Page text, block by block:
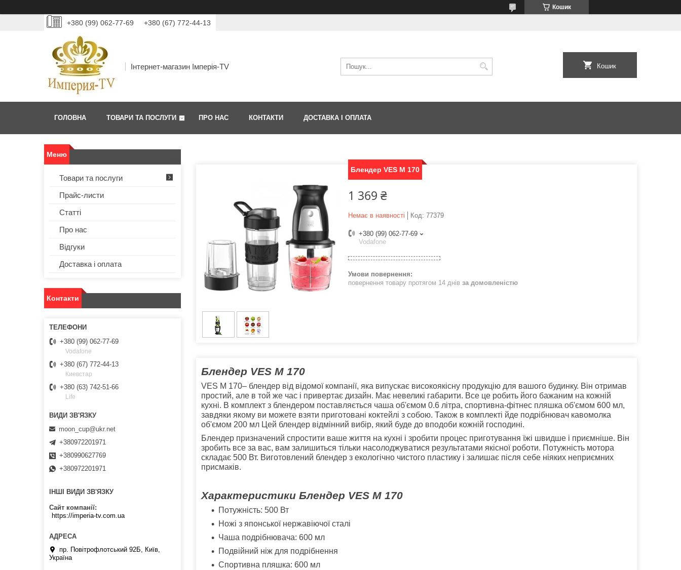
Кошик
+380 (99) 062-77-69 +380 (67) 772-44-13
Інтернет-магазин Імперія-TV Кошик
ГОЛОВНА ТОВАРИ ТА ПОСЛУГИ ПРО НАС КОНТАКТИ ДОСТАВКА І ОПЛАТА
Блендер VES M 170
1 369 ₴
Немає в наявності Код: 77379
+380 (99) 062-77-69
Vodafone
повернення товару протягом 14 днів за домовленістю
Блендер VES M 170
VES M 170– блендер від відомої компанії, яка випускає високоякісну продукцію для вашого будинку. Він отримав
простий, але в той же час і привертає дизайн. Має невеликі габарити. Все це робить його бажаним на кожній
кухні. В комплект з блендером поставляється чаша об'ємом 0.6 літра, спортивна-фітнес пляшка об'ємом 600 мл,
завдяки якому ви можете взяти приготовані коктейлі з собою. Також в комплекті йде подрібнювач кавомолка
об'ємом 200 мл Цей блендер відмінний вибір, який буде до вподоби кожній господині.
Блендер призначений спростити ваше життя на кухні і зробити процес приготування їжі швидше і приємніше. Він
зробить все за вас, вам залишиться тільки насолоджуватися результатами якісної роботи. Потужність мотора
складає 500 Вт. Виготовлений блендер з екологічно чистого пластику і залишає після себе ніяких неприємних
присмаків.
Характеристики Блендер VES M 170
Потужність: 500 Вт
Ножі з японської нержавіючої сталі
Чаша подрібнювача: 600 мл
Подвійний ніж для подрібнення
Спортивна пляшка: 600 мл
Товари та послуги
Прайс-листи
Статті
Про нас
Відгуки
Доставка і оплата
Контакти
+380 (99) 062-77-69
Vodafone
+380 (67) 772-44-13
Киевстар
+380 (63) 742-51-66
Life
moon_cup@ukr.net
+380972201971
+380990627769
+380972201971
ІНШІ ВИДИ ЗВ'ЯЗКУ
Сайт компанії
https://imperia-tv.com.ua
пр. Повітрофлотський 92Б, Київ,
Україна